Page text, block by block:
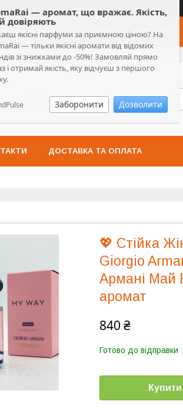
— аромат, що вражає. Якість,
довіряють
якісні парфуми за приємною ціною? На
— тільки якісні аромати від відомих
зі знижками до -50%! Замовляй прямо
і отримай якість, яку відчуєш з першого
Заборонити Дозволити
без удару по кишені — замовляй!
ДОСТАВКА ТА ОПЛАТА
💖 Стійка
Giorgio
Армані Май
аромат
840 ₴
Готово до відправки
Купити